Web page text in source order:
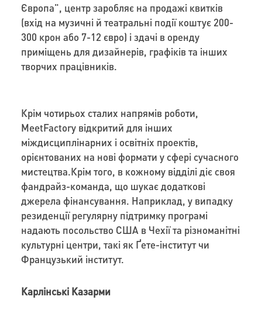
Європа", центр заробляє на продажі квитків
(вхід на музичні й театральні події коштує 200-
300 крон або 7-12 євро) і здачі в оренду
приміщень для дизайнерів, графіків та інших
творчих працівників.
Крім чотирьох сталих напрямів роботи,
MeetFactory відкритий для інших
міждисциплінарних і освітніх проектів,
орієнтованих на нові формати у сфері сучасного
мистецтва.Крім того, в кожному відділі діє своя
фандрайз-команда, що шукає додаткові
джерела фінансування. Наприклад, у випадку
резиденції регулярну підтримку програмі
надають посольство США в Чехії та різноманітні
культурні центри, такі як Ґете-інститут чи
Французький інститут.
Карлінські Казарми